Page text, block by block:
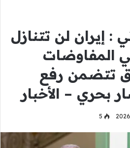
: إيران لن تتنازل
المفاوضات
تتضمن رفع
بحري – الأخبار
5